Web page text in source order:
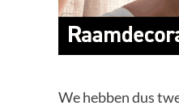
We hebben dus